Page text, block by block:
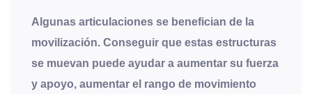
Algunas articulaciones se benefician de la
movilización. Conseguir que estas estructuras
se muevan puede ayudar a aumentar su fuerza
y apoyo, aumentar el rango de movimiento